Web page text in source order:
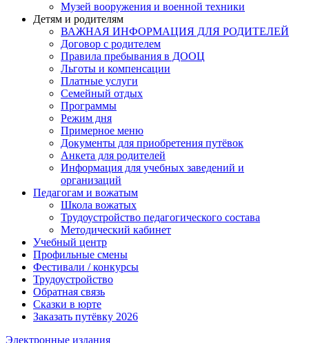
Музей вооружения и военной техники
Детям и родителям
ВАЖНАЯ ИНФОРМАЦИЯ ДЛЯ РОДИТЕЛЕЙ
Договор с родителем
Правила пребывания в ДООЦ
Льготы и компенсации
Платные услуги
Семейный отдых
Программы
Режим дня
Примерное меню
Документы для приобретения путёвок
Анкета для родителей
Информация для учебных заведений и
организаций
Педагогам и вожатым
Школа вожатых
Трудоустройство педагогического состава
Методический кабинет
Учебный центр
Профильные смены
Фестивали / конкурсы
Трудоустройство
Обратная связь
Сказки в юрте
Заказать путёвку 2026
Электронные издания